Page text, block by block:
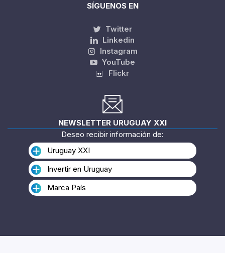
SÍGUENOS EN
Twitter
Linkedin
Instagram
YouTube
Flickr
NEWSLETTER URUGUAY XXI
Deseo recibir información de:
Uruguay XXI
Invertir en Uruguay
Marca País